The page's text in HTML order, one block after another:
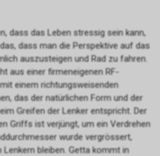
dass das Leben stressig sein kann,
dass man die Perspektive auf das
auszusteigen und Rad zu fahren.
aus einer firmeneigenen RF-
einem richtungsweisenden
das der natürlichen Form und der
Greifen der Lenker entspricht. Der
Griffs ist verjüngt, um ein Verdrehen
wurde vergrössert,
bleiben. Getta kommt in